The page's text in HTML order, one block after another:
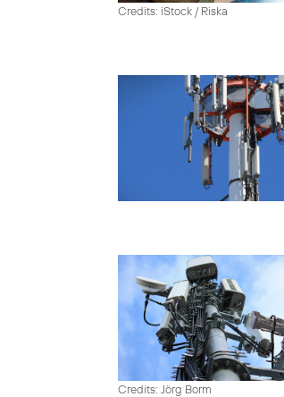
Credits: iStock / Riska
Credits: Jörg Borm